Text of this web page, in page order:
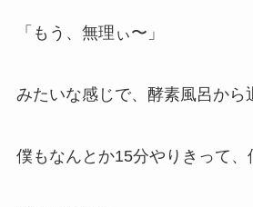
「もう、無理ぃ〜」
みたいな感じで、酵素風呂から
僕もなんとか15分やりきって、